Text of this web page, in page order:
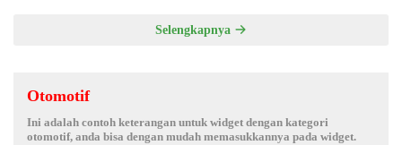
Selengkapnya
Otomotif
Ini adalah contoh keterangan untuk widget dengan kategori
otomotif, anda bisa dengan mudah memasukkannya pada widget.